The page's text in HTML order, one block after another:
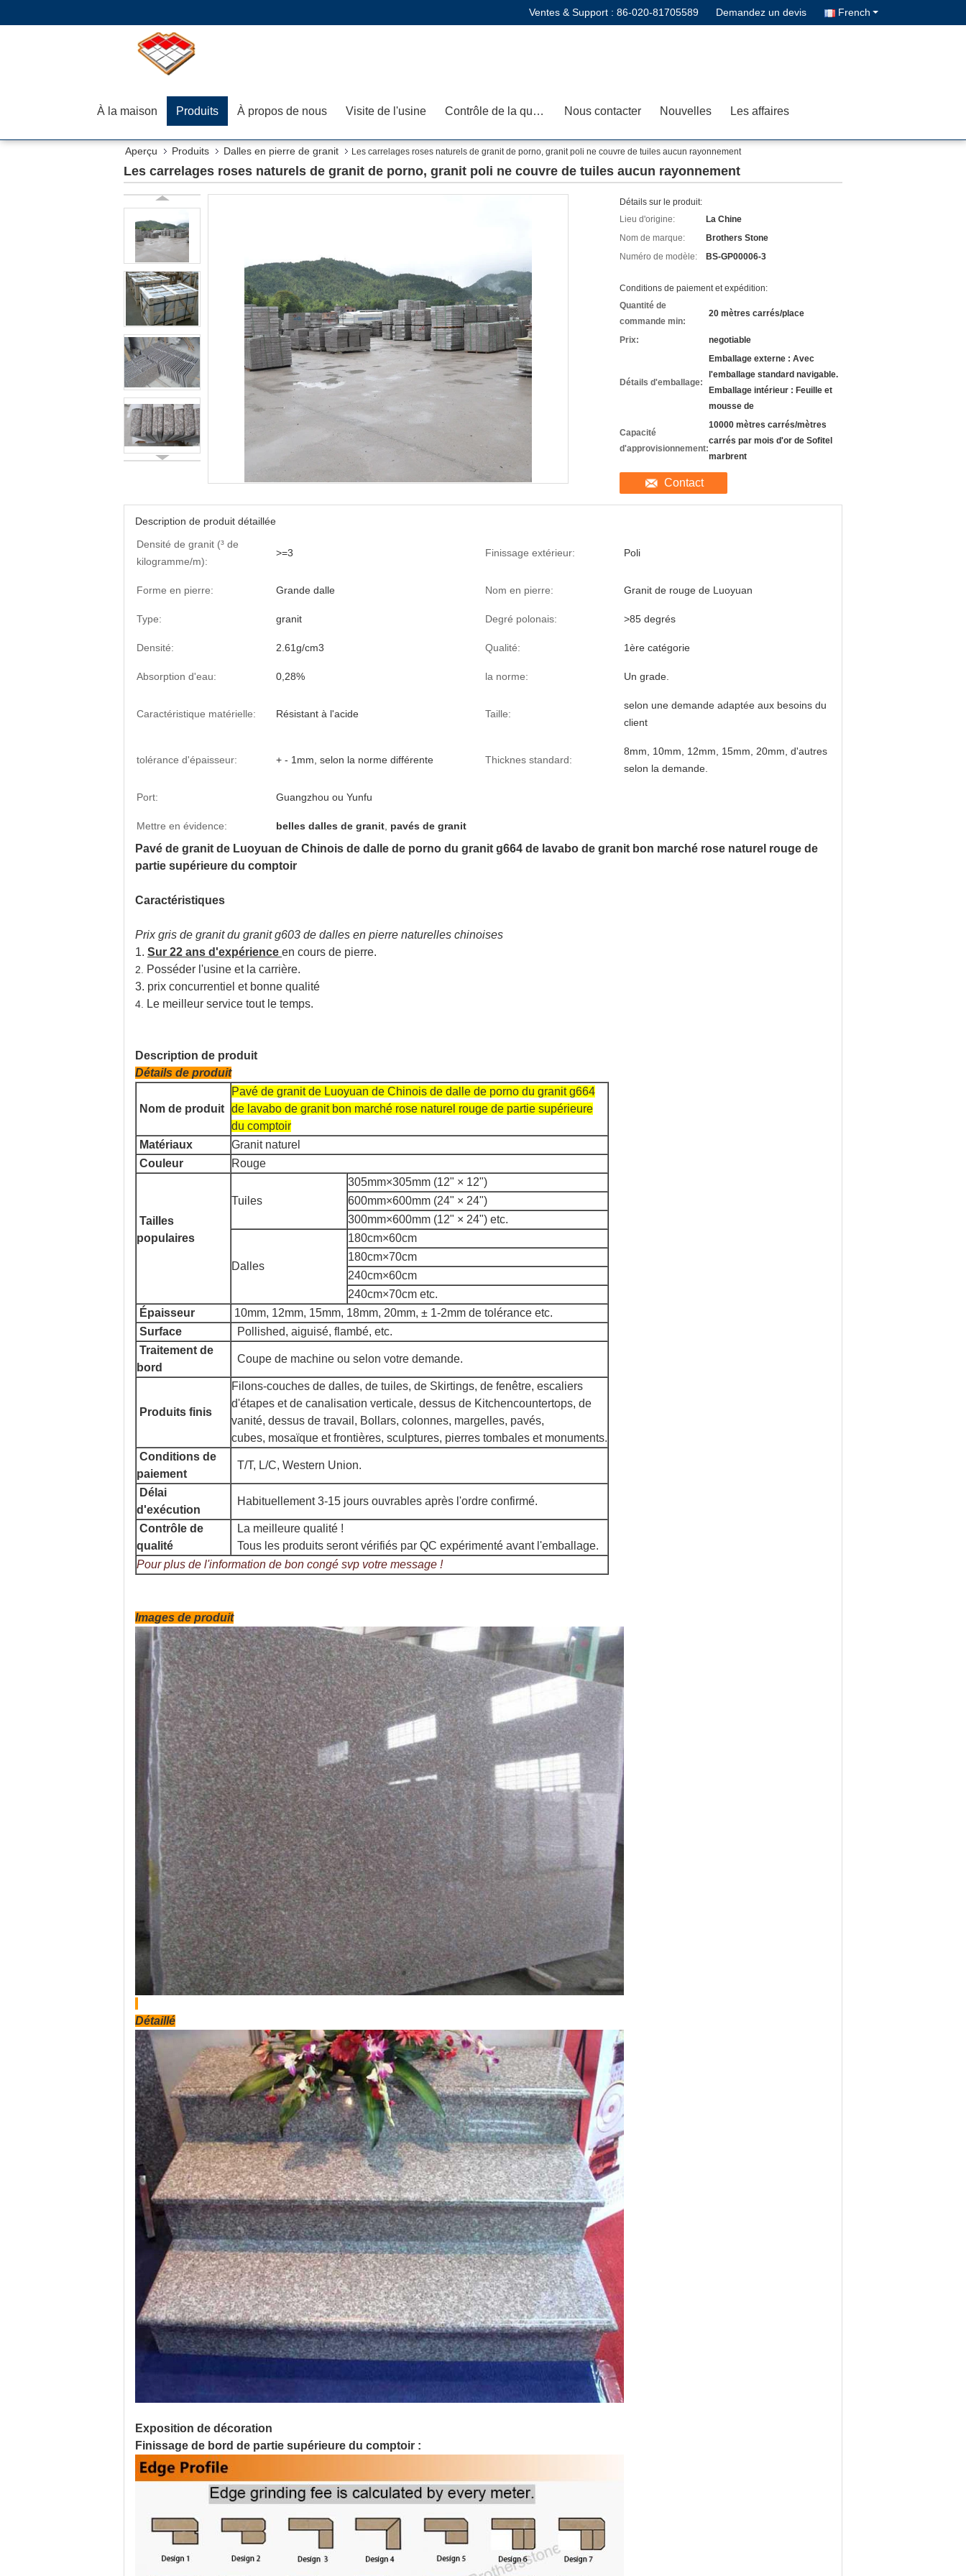
Ventes & Support : 86-020-81705589 Demandez un devis French
À la maison Produits À propos de nous Visite de l'usine Contrôle de la qualité Nous contacter Nouvelles Les affaires
Aperçu Produits Dalles en pierre de granit Les carrelages roses naturels de granit de porno, granit poli ne couvre de tuiles aucun rayonnement
Les carrelages roses naturels de granit de porno, granit poli ne couvre de tuiles aucun rayonnement
Détails sur le produit:
Lieu d'origine:
La Chine
Nom de marque:
Brothers Stone
Numéro de modèle:
BS-GP00006-3
Conditions de paiement et expédition:
Quantité de
commande min:
20 mètres carrés/place
Prix: negotiable
Détails d'emballage:
Emballage externe : Avec
l'emballage standard navigable.
Emballage intérieur : Feuille et
mousse de
Capacité
d'approvisionnement:
10000 mètres carrés/mètres
carrés par mois d'or de Sofitel
marbrent
Contact
Description de produit détaillée
Densité de granit (³ de
kilogramme/m):
>=3 Finissage extérieur: Poli
Forme en pierre: Grande dalle Nom en pierre: Granit de rouge de Luoyuan
Type: granit Degré polonais: >85 degrés
Densité: 2.61g/cm3 Qualité: 1ère catégorie
Absorption d'eau: 0,28% la norme: Un grade.
Caractéristique matérielle: Résistant à l'acide Taille:
selon une demande adaptée aux besoins du
client
tolérance d'épaisseur: + - 1mm, selon la norme différente Thicknes standard:
8mm, 10mm, 12mm, 15mm, 20mm, d'autres
selon la demande.
Port: Guangzhou ou Yunfu
Mettre en évidence: belles dalles de granit pavés de granit
Pavé de granit de Luoyuan de Chinois de dalle de porno du granit g664 de lavabo de granit bon marché rose naturel rouge de
partie supérieure du comptoir
Caractéristiques
Prix gris de granit du granit g603 de dalles en pierre naturelles chinoises
1. Sur 22 ans d'expérience en cours de pierre.
2.
Posséder l'usine et la carrière.
3. prix concurrentiel et bonne qualité
4. Le meilleur service tout le temps.
Description de produit
Détails de produit
Nom de produit
Pavé de granit de Luoyuan de Chinois de dalle de porno du granit g664
de lavabo de granit bon marché rose naturel rouge de partie supérieure
du comptoir
Matériaux
Granit naturel
Couleur
Rouge
Tailles
populaires
Tuiles
305mm×305mm (12" × 12")
600mm×600mm (24" × 24")
300mm×600mm (12" × 24") etc.
Dalles
180cm×60cm
180cm×70cm
240cm×60cm
240cm×70cm etc.
Épaisseur
10mm, 12mm, 15mm, 18mm, 20mm, ± 1-2mm de tolérance etc.
Surface
Pollished, aiguisé, flambé, etc.
Traitement de
bord
Coupe de machine ou selon votre demande.
Produits finis
Filons-couches de dalles, de tuiles, de Skirtings, de fenêtre, escaliers
d'étapes et de canalisation verticale, dessus de Kitchencountertops, de
vanité, dessus de travail, Bollars, colonnes, margelles, pavés,
cubes, mosaïque et frontières, sculptures, pierres tombales et monuments.
Conditions de
paiement
T/T, L/C, Western Union.
Délai
d'exécution
Habituellement 3-15 jours ouvrables après l'ordre confirmé.
Contrôle de
qualité
La meilleure qualité !
Tous les produits seront vérifiés par QC expérimenté avant l'emballage.
Pour plus de l'information de bon congé svp votre message !
Images de produit
Détaillé
Exposition de décoration
Finissage de bord de partie supérieure du comptoir :